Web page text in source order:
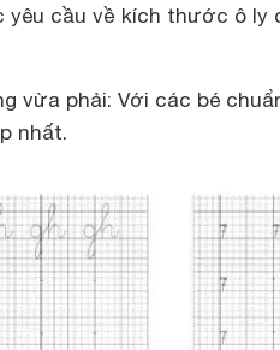
yêu cầu về kích thước ô ly
vừa phải: Với các bé
nhất.